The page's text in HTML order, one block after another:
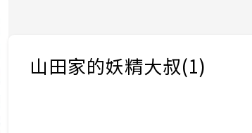
山田家的妖精大叔(1)